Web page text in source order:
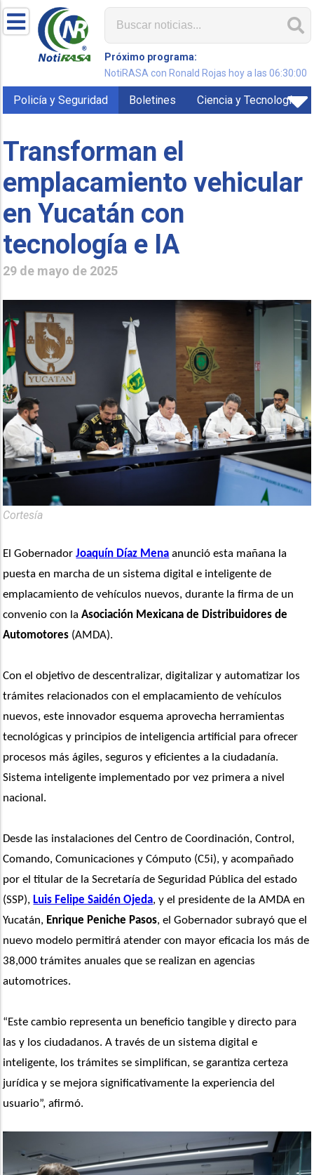
Próximo programa:
NotiRASA con Ronald Rojas hoy a las 06:30:00
Policía y Seguridad Boletines Ciencia y Tecnología
Transforman el
emplacamiento vehicular
en Yucatán con
tecnología e IA
29 de mayo de 2025
Cortesía
El Gobernador Joaquín Díaz Mena anunció esta mañana la
puesta en marcha de un sistema digital e inteligente de
emplacamiento de vehículos nuevos, durante la firma de un
convenio con la Asociación Mexicana de Distribuidores de
Automotores (AMDA).
Con el objetivo de descentralizar, digitalizar y automatizar los
trámites relacionados con el emplacamiento de vehículos
nuevos, este innovador esquema aprovecha herramientas
tecnológicas y principios de inteligencia artificial para ofrecer
procesos más ágiles, seguros y eficientes a la ciudadanía.
Sistema inteligente implementado por vez primera a nivel
nacional.
Desde las instalaciones del Centro de Coordinación, Control,
Comando, Comunicaciones y Cómputo (C5i), y acompañado
por el titular de la Secretaría de Seguridad Pública del estado
(SSP), Luis Felipe Saidén Ojeda, y el presidente de la AMDA en
Yucatán, Enrique Peniche Pasos, el Gobernador subrayó que el
nuevo modelo permitirá atender con mayor eficacia los más de
38,000 trámites anuales que se realizan en agencias
automotrices.
“Este cambio representa un beneficio tangible y directo para
las y los ciudadanos. A través de un sistema digital e
inteligente, los trámites se simplifican, se garantiza certeza
jurídica y se mejora significativamente la experiencia del
usuario”, afirmó.